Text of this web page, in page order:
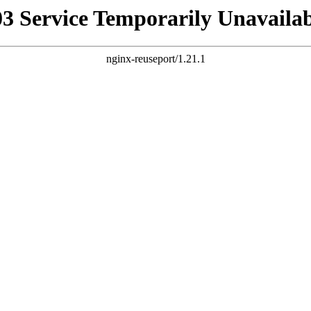
Service Temporarily
nginx-reuseport/1.21.1